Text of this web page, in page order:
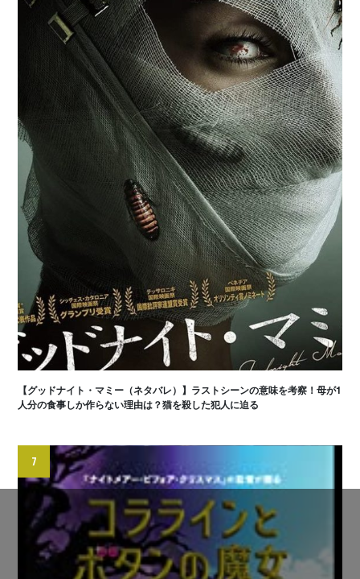
【グッドナイト・マミー（ネタバレ）】ラストシーンの意味を考察！母が1
人分の食事しか作らない理由は？猫を殺した犯人に迫る
7